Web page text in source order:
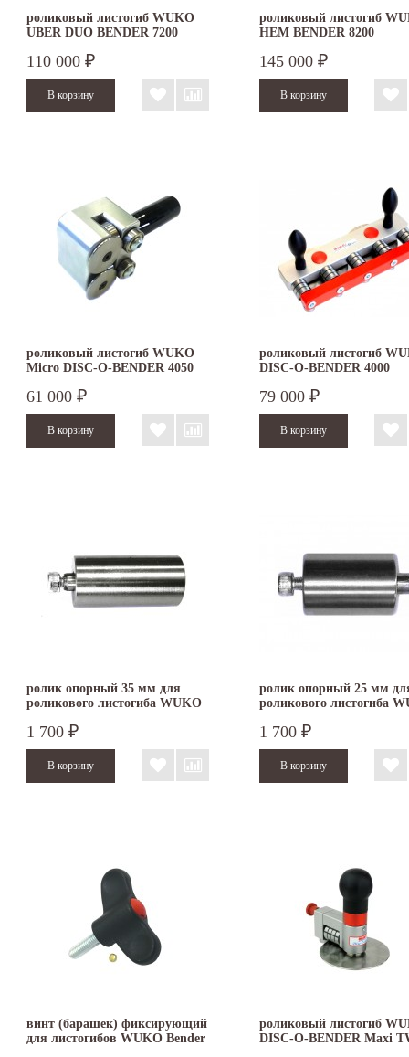
роликовый листогиб WUKO
UBER DUO BENDER 7200
110 000 ₽
роликовый листогиб
HEM BENDER 8200
145 000 ₽
роликовый листогиб WUKO
Micro DISC-O-BENDER 4050
61 000 ₽
роликовый листогиб
DISC-O-BENDER 4000
79 000 ₽
ролик опорный 35 мм для
роликового листогиба WUKO
1 700 ₽
ролик опорный 25 мм
роликового листогиба
1 700 ₽
винт (барашек) фиксирующий
для листогибов WUKO Bender
роликовый листогиб
DISC-O-BENDER Maxi